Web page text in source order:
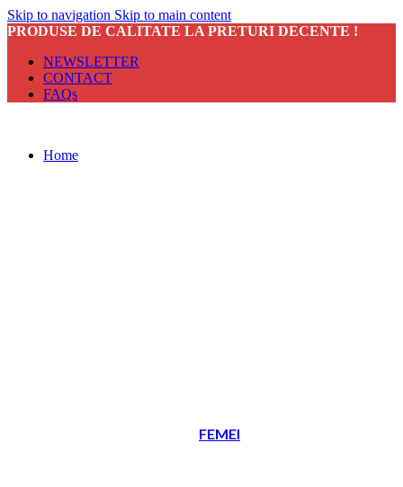
Skip to navigation Skip to main content
PRODUSE DE CALITATE LA PRETURI DECENTE !
NEWSLETTER
CONTACT
FAQs
Home
FEMEI